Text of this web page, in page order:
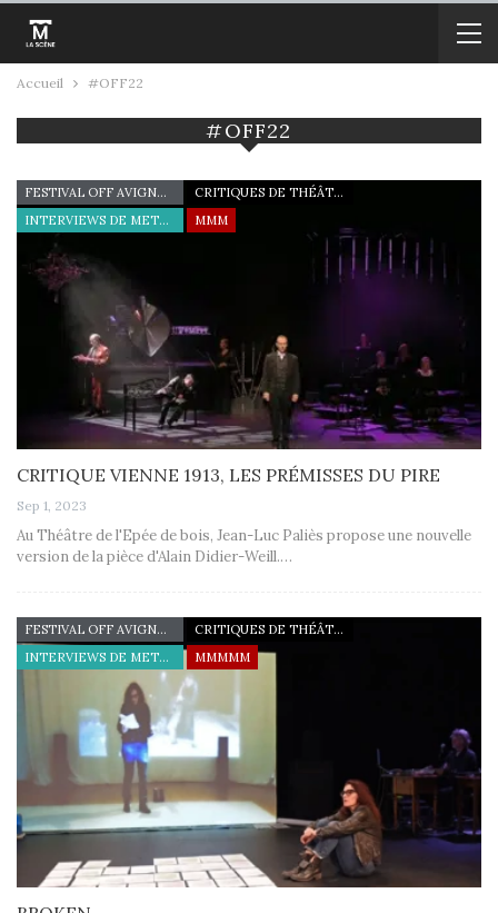
Accueil #OFF22
#OFF22
FESTIVAL OFF AVIGNON 22
CRITIQUES DE THÉÂTRE
INTERVIEWS DE METTEURS EN SCÈNE
MMM
CRITIQUE VIENNE 1913, LES PRÉMISSES DU PIRE
Sep 1, 2023
Au Théâtre de l'Epée de bois, Jean-Luc Paliès propose une nouvelle
version de la pièce d'Alain Didier-Weill.…
FESTIVAL OFF AVIGNON 22
CRITIQUES DE THÉÂTRE
INTERVIEWS DE METTEURS EN SCÈNE
MMMMM